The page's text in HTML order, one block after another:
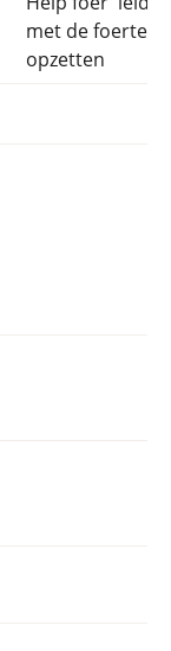
met de foertent
opzetten